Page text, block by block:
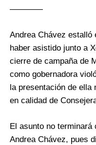
————
Andrea Chávez estalló
haber asistido junto a
cierre de campaña de
como gobernadora
la presentación de
en calidad de
El asunto no
Andrea Chávez, pues